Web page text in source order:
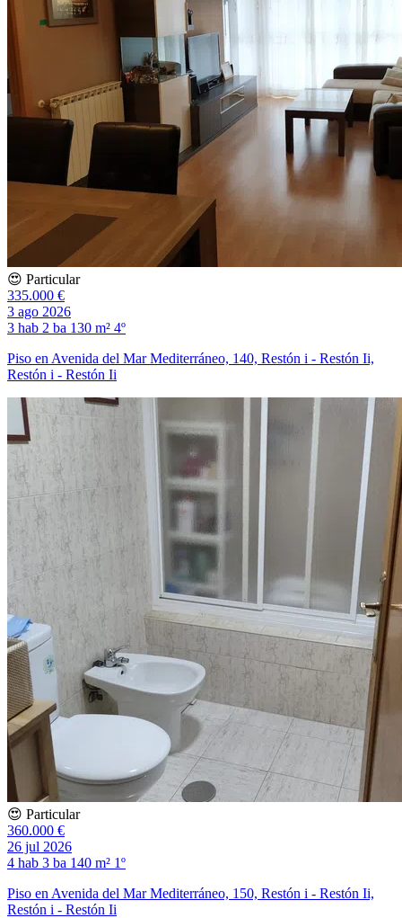
😍 Particular
335.000 €
3 ago 2026
3 hab 2 ba 130 m² 4º
Piso en Avenida del Mar Mediterráneo, 140, Restón i - Restón Ii,
Restón i - Restón Ii
😍 Particular
360.000 €
26 jul 2026
4 hab 3 ba 140 m² 1º
Piso en Avenida del Mar Mediterráneo, 150, Restón i - Restón Ii,
Restón i - Restón Ii